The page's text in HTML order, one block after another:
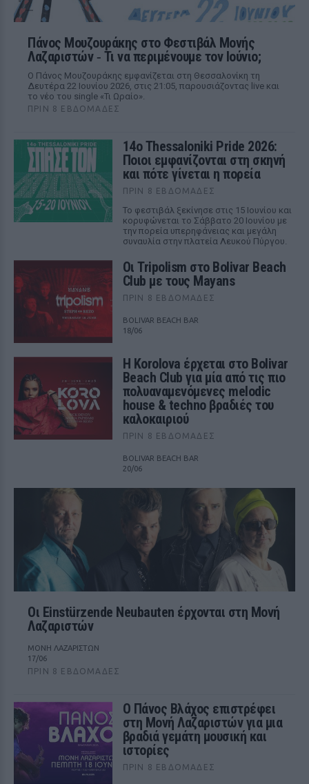
Πάνος Μουζουράκης στο Φεστιβάλ Μονής
Λαζαριστών ‑ Τι να περιμένουμε τον Ιούνιο;
Ο Πάνος Μουζουράκης εμφανίζεται στη Θεσσαλονίκη τη
Δευτέρα 22 Ιουνίου 2026, στις 21:05, παρουσιάζοντας live και
το νέο του single «Τι Ωραίο».
ΠΡΙΝ 8 ΕΒΔΟΜΆΔΕΣ
14ο Thessaloniki Pride 2026:
Ποιοι εμφανίζονται στη σκηνή
και πότε γίνεται η πορεία
ΠΡΙΝ 8 ΕΒΔΟΜΆΔΕΣ
Το φεστιβάλ ξεκίνησε στις 15 Ιουνίου και
κορυφώνεται το Σάββατο 20 Ιουνίου με
την πορεία υπερηφάνειας και μεγάλη
συναυλία στην πλατεία Λευκού Πύργου.
Οι Tripolism στο Bolivar Beach
Club με τους Mayans
ΠΡΙΝ 8 ΕΒΔΟΜΆΔΕΣ
BOLIVAR BEACH BAR
18/06
Η Korolova έρχεται στο Bolivar
Beach Club για μία από τις πιο
πολυαναμενόμενες melodic
house & techno βραδιές του
καλοκαιριού
ΠΡΙΝ 8 ΕΒΔΟΜΆΔΕΣ
BOLIVAR BEACH BAR
20/06
Οι Einstürzende Neubauten έρχονται στη Μονή
Λαζαριστών
ΜΟΝΗ ΛΑΖΑΡΙΣΤΩΝ
17/06
ΠΡΙΝ 8 ΕΒΔΟΜΆΔΕΣ
Ο Πάνος Βλάχος επιστρέφει
στη Μονή Λαζαριστών για μια
βραδιά γεμάτη μουσική και
ιστορίες
ΠΡΙΝ 8 ΕΒΔΟΜΆΔΕΣ